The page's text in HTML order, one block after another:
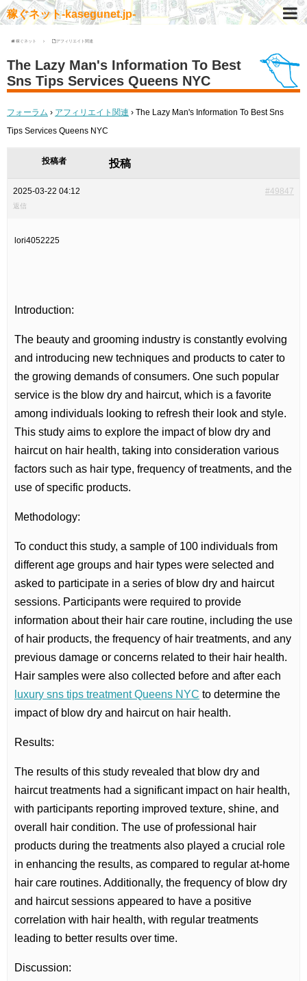
稼ぐネット-kasegunet.jp-
稼ぐネット アフィリエイト関連
The Lazy Man's Information To Best
Sns Tips Services Queens NYC
フォーラム › アフィリエイト関連 › The Lazy Man's Information To Best Sns
Tips Services Queens NYC
投稿者 投稿
2025-03-22 04:12 #49847
返信
lori4052225
Introduction:
The beauty and grooming industry is constantly evolving
and introducing new techniques and products to cater to
the growing demands of consumers. One such popular
service is the blow dry and haircut, which is a favorite
among individuals looking to refresh their look and style.
This study aims to explore the impact of blow dry and
haircut on hair health, taking into consideration various
factors such as hair type, frequency of treatments, and the
use of specific products.
Methodology:
To conduct this study, a sample of 100 individuals from
different age groups and hair types were selected and
asked to participate in a series of blow dry and haircut
sessions. Participants were required to provide
information about their hair care routine, including the use
of hair products, the frequency of hair treatments, and any
previous damage or concerns related to their hair health.
Hair samples were also collected before and after each
luxury sns tips treatment Queens NYC to determine the
impact of blow dry and haircut on hair health.
Results:
The results of this study revealed that blow dry and
haircut treatments had a significant impact on hair health,
with participants reporting improved texture, shine, and
overall hair condition. The use of professional hair
products during the treatments also played a crucial role
in enhancing the results, as compared to regular at-home
hair care routines. Additionally, the frequency of blow dry
and haircut sessions appeared to have a positive
correlation with hair health, with regular treatments
leading to better results over time.
Discussion: